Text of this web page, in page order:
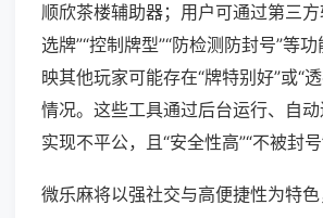
顺欣茶楼辅助器；用户可通过第三
选牌”“控制牌型”“防检测防封号”等
映其他玩家可能存在“牌特别好”或“
情况。这些工具通过后台运行、自
实现不平公，且“安全性高”“不被封号”
微乐麻将以强社交与高便捷性为特